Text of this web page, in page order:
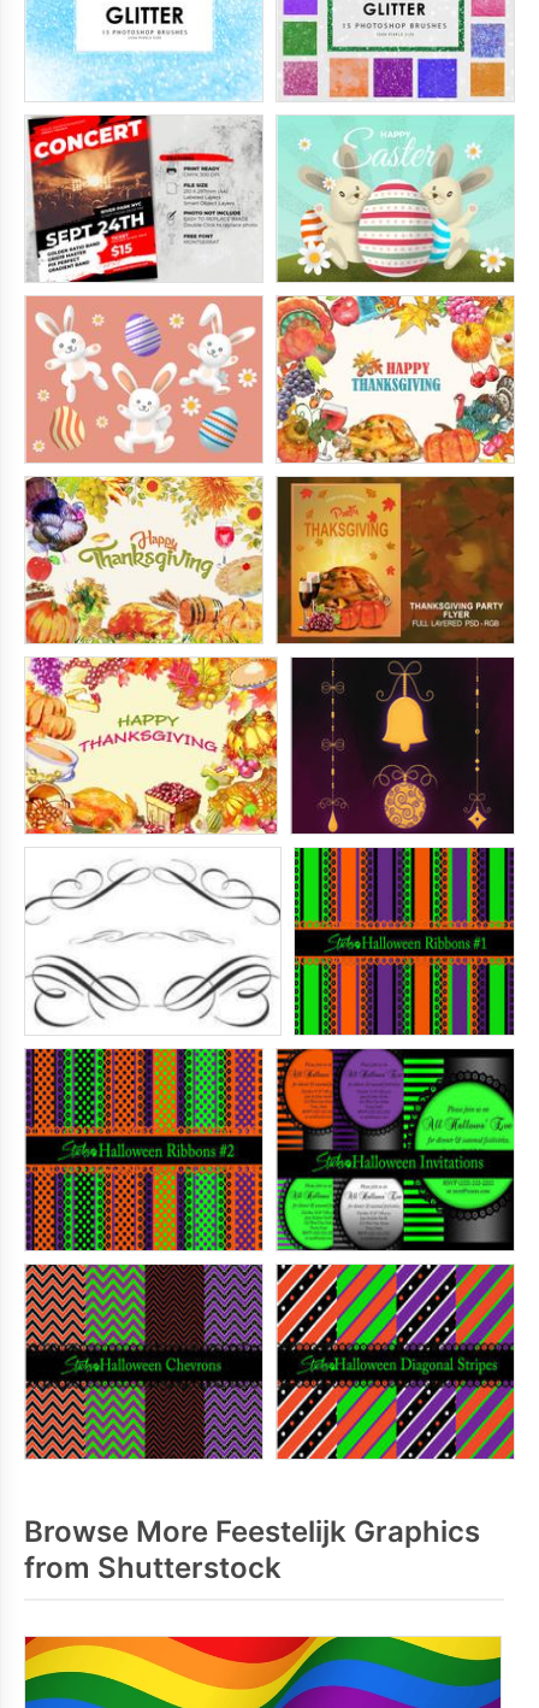
Browse More Feestelijk Graphics
from Shutterstock